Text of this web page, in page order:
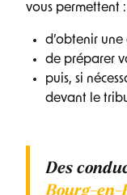
vous permettent :
d’obtenir une
de préparer
puis, si
devant le
Des
Bourg-en-